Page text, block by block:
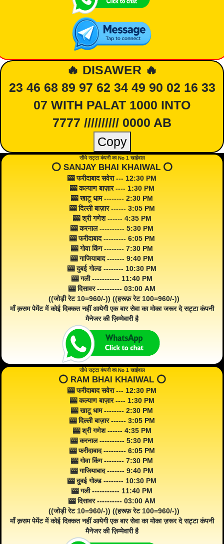
🔥 DISAWER 🔥
23 46 68 89 97 62 34 49 90 02 16 33
07 WITH PALAT 1000 INTO
7777 ////////// 0000 AB
Copy
सीधे सट्टा कंपनी का No 1 खाईवाल
⭕️ SANJAY BHAI KHAIWAL ⭕️
🎰 फरीदाबाद सवेरा --- 12:30 PM
🎰 कल्याण बाज़ार ---- 1:30 PM
🎰 खाटू धाम -------- 2:30 PM
🎰 दिल्ली बाज़ार ------ 3:05 PM
🎰 श्री गणेश ------ 4:35 PM
🎰 करनाल ---------- 5:30 PM
🎰 फरीदाबाद --------- 6:05 PM
🎰 गोवा किंग -------- 7:30 PM
🎰 गाजियाबाद ------- 9:40 PM
🎰 दुबई गोल्ड -------- 10:30 PM
🎰 गली ----------- 11:40 PM
🎰 दिसावर ---------- 03:00 AM
((जोड़ी रेट 10=960/-)) ((हरूफ़ रेट 100=960/-))
माँ क़सम पेमेंट में कोई दिक्कत नहीं आयेगी एक बार सेवा का मोका जरूर दे सट्टा कंपनी
मैनेजर की ज़िम्मेवारी है
सीधे सट्टा कंपनी का No 1 खाईवाल
⭕️ RAM BHAI KHAIWAL ⭕️
🎰 फरीदाबाद सवेरा --- 12:30 PM
🎰 कल्याण बाज़ार ---- 1:30 PM
🎰 खाटू धाम -------- 2:30 PM
🎰 दिल्ली बाज़ार ------ 3:05 PM
🎰 श्री गणेश ------ 4:35 PM
🎰 करनाल ---------- 5:30 PM
🎰 फरीदाबाद --------- 6:05 PM
🎰 गोवा किंग -------- 7:30 PM
🎰 गाजियाबाद ------- 9:40 PM
🎰 दुबई गोल्ड -------- 10:30 PM
🎰 गली ----------- 11:40 PM
🎰 दिसावर ---------- 03:00 AM
((जोड़ी रेट 10=960/-)) ((हरूफ़ रेट 100=960/-))
माँ क़सम पेमेंट में कोई दिक्कत नहीं आयेगी एक बार सेवा का मोका ज़रूर दे सट्टा कंपनी
मैनेजर की ज़िम्मेवारी है